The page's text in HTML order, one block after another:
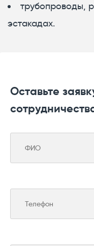
трубопроводы,
эстакадах.
Оставьте